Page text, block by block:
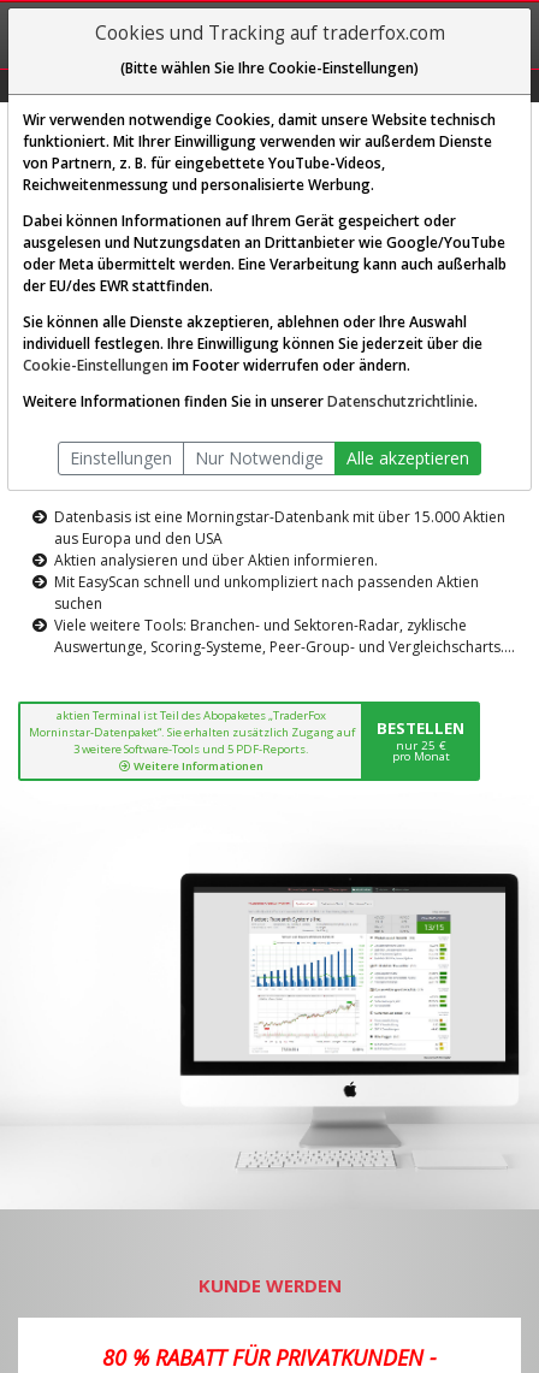
REGIS-
TRIEREN
Diese Funktion ist nur für
AKTIEN-TERMINAL
Die Aktienanalyse-Plattform von
TraderFox
Datenbasis ist eine Morningstar-Datenbank mit über 15.000 Aktien
aus Europa und den USA
Aktien analysieren und über Aktien informieren.
Mit EasyScan schnell und unkompliziert nach passenden Aktien
suchen
Viele weitere Tools: Branchen- und Sektoren-Radar, zyklische
Auswertunge, Scoring-Systeme, Peer-Group- und Vergleichscharts....
aktien Terminal ist Teil des Abopaketes „TraderFox
Morninstar-Datenpaket“. Sie erhalten zusätzlich Zugang auf
3 weitere Software-Tools und 5 PDF-Reports.
Weitere Informationen
BESTELLEN
nur 25 €
pro Monat
KUNDE WERDEN
80 % RABATT FÜR PRIVATKUNDEN -
Cookies und Tracking auf traderfox.com
(Bitte wählen Sie Ihre Cookie-Einstellungen)
Wir verwenden notwendige Cookies, damit unsere Website technisch
funktioniert. Mit Ihrer Einwilligung verwenden wir außerdem Dienste
von Partnern, z. B. für eingebettete YouTube-Videos,
Reichweitenmessung und personalisierte Werbung.
Dabei können Informationen auf Ihrem Gerät gespeichert oder
ausgelesen und Nutzungsdaten an Drittanbieter wie Google/YouTube
oder Meta übermittelt werden. Eine Verarbeitung kann auch außerhalb
der EU/des EWR stattfinden.
Sie können alle Dienste akzeptieren, ablehnen oder Ihre Auswahl
individuell festlegen. Ihre Einwilligung können Sie jederzeit über die
Cookie-Einstellungen im Footer widerrufen oder ändern.
Weitere Informationen finden Sie in unsererDatenschutzrichtlinie.
Einstellungen Nur Notwendige Alle akzeptieren